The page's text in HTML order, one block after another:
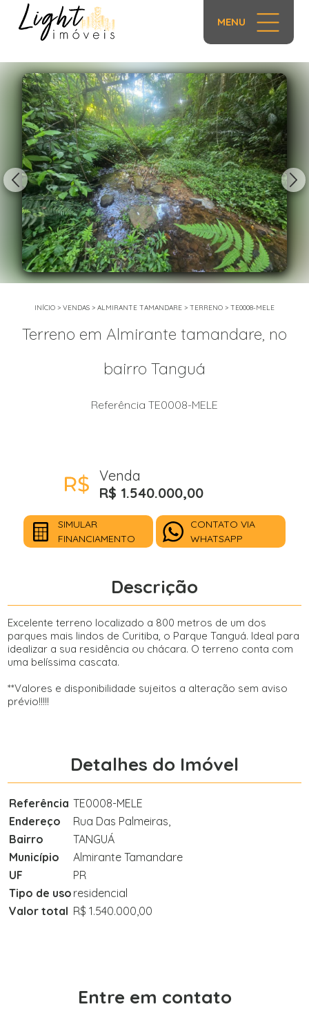
MENU
1/42
INÍCIO > VENDAS > ALMIRANTE TAMANDARE > TERRENO > TE0008-MELE
Terreno em Almirante tamandare, no
bairro Tanguá
Referência TE0008-MELE
Venda
R$ 1.540.000,00
SIMULAR
FINANCIAMENTO
CONTATO VIA
WHATSAPP
Descrição
Excelente terreno localizado a 800 metros de um dos
parques mais lindos de Curitiba, o Parque Tanguá. Ideal para
idealizar a sua residência ou chácara. O terreno conta com
uma belíssima cascata.
**Valores e disponibilidade sujeitos a alteração sem aviso
prévio!!!!!
Detalhes do Imóvel
Referência TE0008-MELE
Endereço
Rua Das Palmeiras,
Bairro
TANGUÁ
Município
Almirante Tamandare
UF
PR
Tipo de uso residencial
Valor total R$ 1.540.000,00
Entre em contato